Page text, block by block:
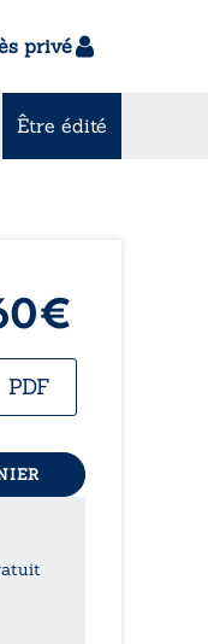
privé
Être édité
€
de
11,99€
PDF